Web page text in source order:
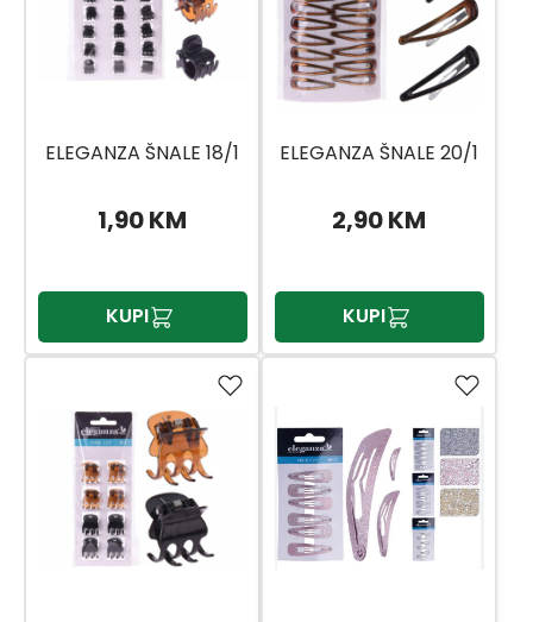
ELEGANZA ŠNALE 18/1
1,90 KM
KUPI
ELEGANZA ŠNALE 20/1
2,90 KM
KUPI